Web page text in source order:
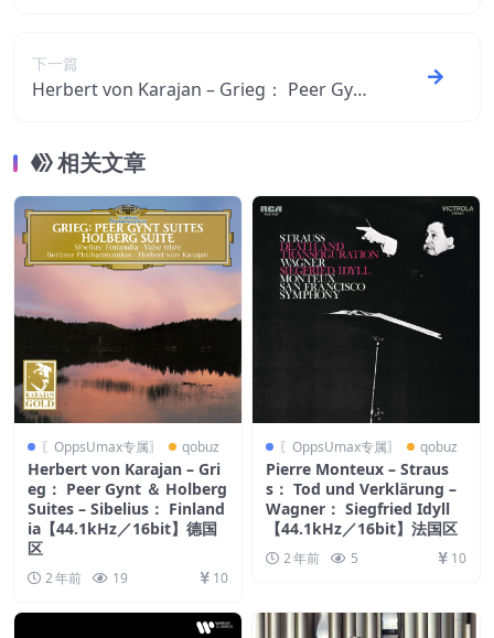
下一篇
Herbert von Karajan – Grieg： Peer Gynt
相关文章
〖OppsUmax专属〗 qobuz
Herbert von Karajan – Gri
eg： Peer Gynt ＆ Holberg
Suites – Sibelius： Finland
ia【44.1kHz／16bit】德国
区
2 年前 19 10
〖OppsUmax专属〗 qobuz
Pierre Monteux – Straus
s： Tod und Verklärung –
Wagner： Siegfried Idyll
【44.1kHz／16bit】法国区
2 年前 5 10